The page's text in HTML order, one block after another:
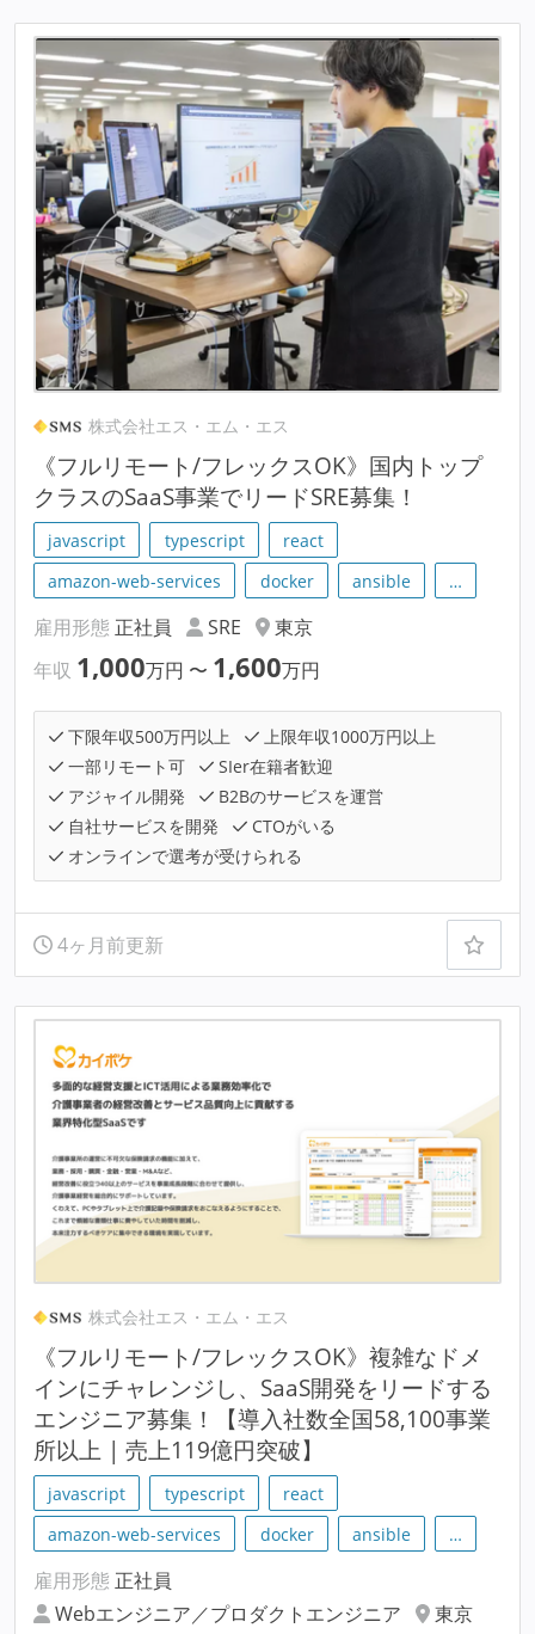
株式会社エス・エム・エス
《フルリモート/フレックスOK》国内トップ
クラスのSaaS事業でリードSRE募集！
javascript typescript
react
amazon-web-services
docker ansible …
雇用形態 正社員 SRE
東京
年収 1,000万円 〜 1,600万円
下限年収500万円以上
上限年収1000万円以上
一部リモート可
SIer在籍者歓迎
アジャイル開発
B2Bのサービスを運営
自社サービスを開発
CTOがいる
オンラインで選考が受けられる
4ヶ月前更新
株式会社エス・エム・エス
《フルリモート/フレックスOK》複雑なドメ
インにチャレンジし、SaaS開発をリードする
エンジニア募集！【導入社数全国58,100事業
所以上 | 売上119億円突破】
javascript typescript
react
amazon-web-services
docker ansible …
雇用形態 正社員
Webエンジニア／プロダクトエンジニア
東京